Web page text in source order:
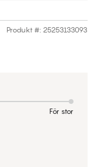
Produkt #: 25253133093
För stor